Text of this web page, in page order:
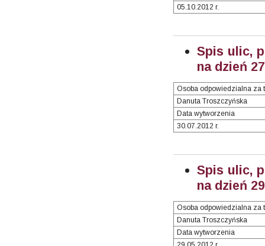
05.10.2012 r.
Spis ulic,
na dzień
Osoba odpowiedzialna za
Danuta Troszczyńska
Data wytworzenia
30.07.2012 r.
Spis ulic,
na dzień
Osoba odpowiedzialna za
Danuta Troszczyńska
Data wytworzenia